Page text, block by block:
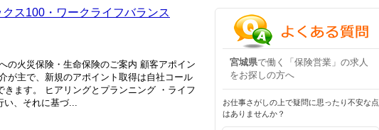
ス100・ワークライフバランス
の火災保険・生命保険のご案内 顧客アポイン
が主で、新規のアポイント取得は自社コール
ます。 ヒアリングとプランニング ・ライフ
い、それに基づ...
宮城県で働く「保険営業」の求人
をお探しの方へ
お仕事さがしの上で疑問に思ったり不安な点
はありませんか？